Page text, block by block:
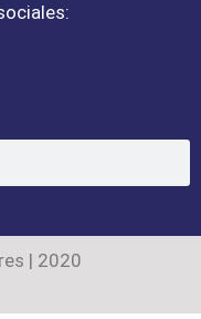
| 2020